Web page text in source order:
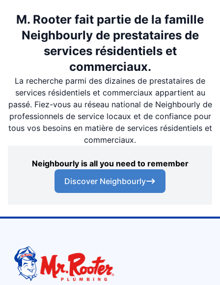
M. Rooter fait partie de la famille
Neighbourly de prestataires de
services résidentiels et
commerciaux.
La recherche parmi des dizaines de prestataires de
services résidentiels et commerciaux appartient au
passé. Fiez-vous au réseau national de Neighbourly de
professionnels de service locaux et de confiance pour
tous vos besoins en matière de services résidentiels et
commerciaux.
Neighbourly is all you need to remember
Discover Neighbourly